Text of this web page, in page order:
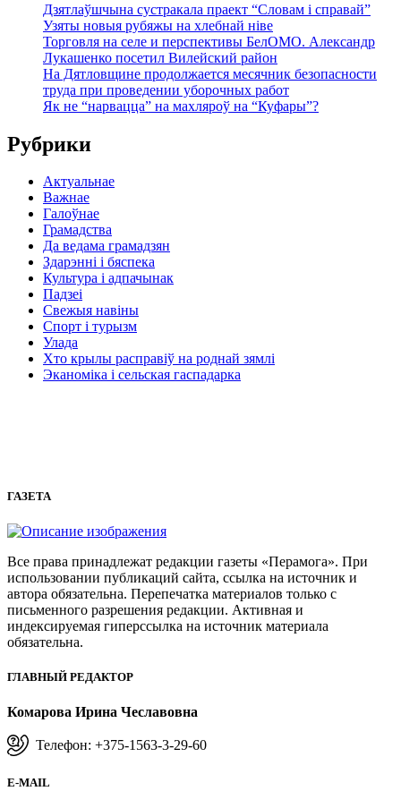
Дзятлаўшчына сустракала праект “Словам і справай”
Узяты новыя рубяжы на хлебнай ніве
Торговля на селе и перспективы БелОМО. Александр
Лукашенко посетил Вилейский район
На Дятловщине продолжается месячник безопасности
труда при проведении уборочных работ
Як не “нарвацца” на махляроў на “Куфары”?
Рубрики
Актуальнае
Важнае
Галоўнае
Грамадства
Да ведама грамадзян
Здарэнні і бяспека
Культура і адпачынак
Падзеі
Свежыя навіны
Спорт і турызм
Улада
Хто крылы расправіў на роднай зямлі
Эканоміка і сельская гаспадарка
ГАЗЕТА
Все права принадлежат редакции газеты «Перамога». При
использовании публикаций сайта, ссылка на источник и
автора обязательна. Перепечатка материалов только с
письменного разрешения редакции. Активная и
индексируемая гиперссылка на источник материала
обязательна.
ГЛАВНЫЙ РЕДАКТОР
Комарова Ирина Чеславовна
Телефон: +375-1563-3-29-60
E-MAIL